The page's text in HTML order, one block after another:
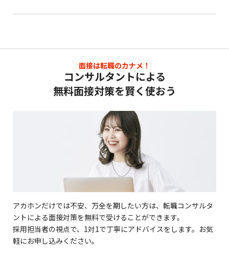
面接は転職のカナメ！
コンサルタントによる
無料面接対策を賢く使おう
アカホンだけでは不安、万全を期したい方は、転職コンサルタ
ントによる面接対策を無料で受けることができます。
採用担当者の視点で、1対1で丁寧にアドバイスをします。お気
軽にお申し込みください。